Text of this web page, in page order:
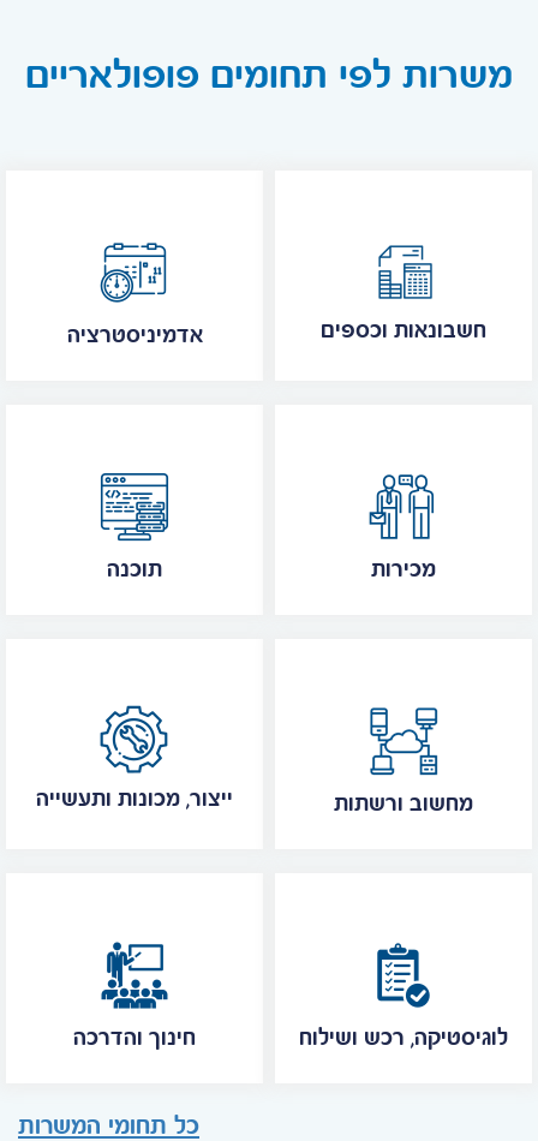
משרות לפי תחומים פופולאריים
אדמיניסטרציה חשבונאות וכספים
תוכנה מכירות
ייצור, מכונות ותעשייה מחשוב ורשתות
חינוך והדרכה לוגיסטיקה, רכש ושילוח
כל תחומי המשרות